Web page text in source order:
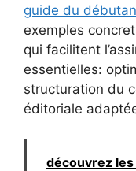
guide du
exemples
qui facilitent
essentielles:
structuration du
éditoriale
découvrez